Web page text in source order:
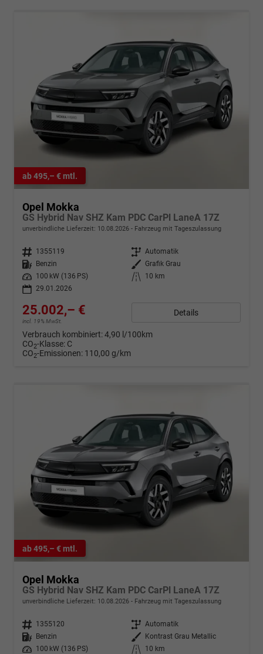
ab 495,– € mtl.
Opel Mokka
GS Hybrid Nav SHZ Kam PDC CarPl LaneA 17Z
unverbindliche Lieferzeit: 10.08.2026 Fahrzeug mit Tageszulassung
Fahrzeugnr. 1355119 Getriebe Automatik
Kraftstoff
Benzin Außenfarbe
Grafik Grau
Leistung
100 kW (136 PS) Kilometerstand
10 km
29.01.2026
25.002,– €
incl. 19% MwSt.
Details
Verbrauch kombiniert:4,90 l/100km
CO2-Klasse: C
CO2-Emissionen: 110,00 g/km
ab 495,– € mtl.
Opel Mokka
GS Hybrid Nav SHZ Kam PDC CarPl LaneA 17Z
unverbindliche Lieferzeit: 10.08.2026 Fahrzeug mit Tageszulassung
Fahrzeugnr. 1355120 Getriebe Automatik
Kraftstoff
Benzin Außenfarbe
Kontrast Grau Metallic
Leistung
100 kW (136 PS) Kilometerstand
10 km